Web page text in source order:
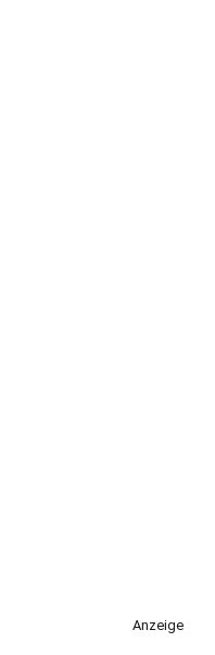
Anzeige